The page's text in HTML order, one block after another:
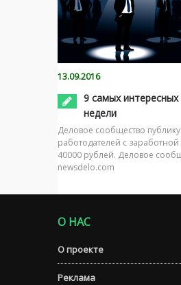
13.09.2016
9 самых интересных
недели
Деловое сообщество
работодателей с
40000 рублей. Деловое
newsdelo.com
О НАС
О проекте
Реклама